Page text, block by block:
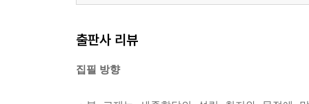
출판사 리뷰
집필 방향